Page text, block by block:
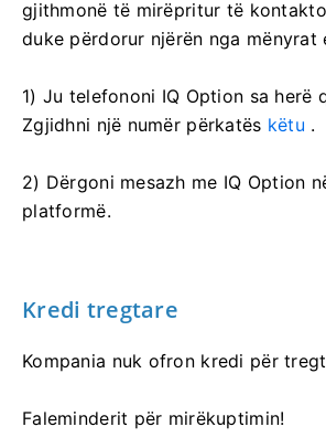
gjithmonë të mirëpritur të
duke përdorur njërën nga mënyrat
1) Ju telefononi IQ Option sa herë
Zgjidhni një numër përkatës këtu .
2) Dërgoni mesazh me IQ Option
platformë.
Kredi tregtare
Kompania nuk ofron kredi për
Faleminderit për mirëkuptimin!